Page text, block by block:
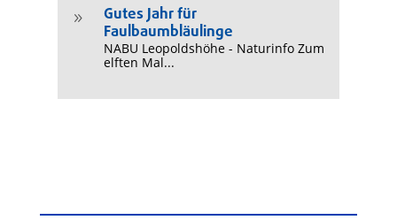
9
Gutes Jahr für
Faulbaumbläulinge
NABU Leopoldshöhe - Naturinfo Zum
elften Mal...